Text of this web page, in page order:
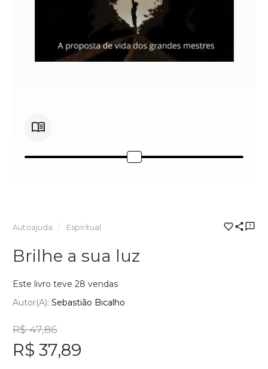
Autoajuda Espiritual
Brilhe a sua luz
Este livro teve 28 vendas
Autor(a): Sebastião Bicalho
R$ 47,86
R$ 37,89